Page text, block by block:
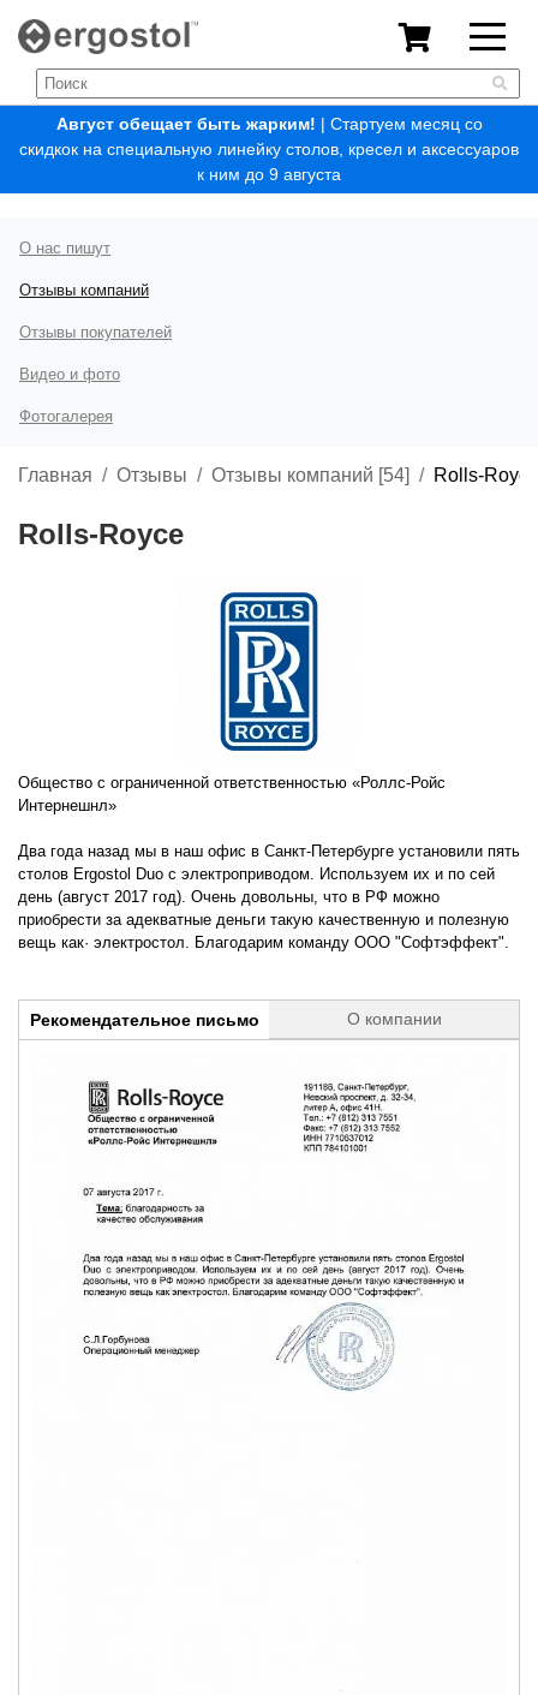
Август обещает быть жарким! | Стартуем месяц со
скидкок на специальную линейку столов, кресел и аксессуаров
к ним до 9 августа
О нас пишут
Отзывы компаний
Отзывы покупателей
Видео и фото
Фотогалерея
Главная Отзывы Отзывы компаний [54] Rolls-Royce
Rolls-Royce
Общество с ограниченной ответственностью «Роллс-Ройс
Интернешнл»
Два года назад мы в наш офис в Санкт-Петербурге установили пять
столов Ergostol Duo с электроприводом. Используем их и по сей
день (август 2017 год). Очень довольны, что в РФ можно
приобрести за адекватные деньги такую качественную и полезную
вещь как· электростол. Благодарим команду ООО "Софтэффект".
Рекомендательное письмо О компании